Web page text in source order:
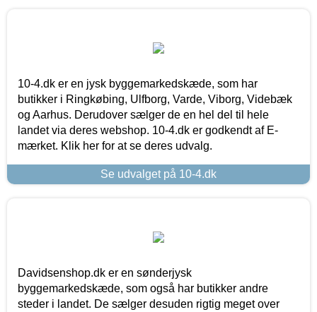
10-4.dk er en jysk byggemarkedskæde, som har
butikker i Ringkøbing, Ulfborg, Varde, Viborg, Videbæk
og Aarhus. Derudover sælger de en hel del til hele
landet via deres webshop. 10-4.dk er godkendt af E-
mærket. Klik her for at se deres udvalg.
Se udvalget på 10-4.dk
Davidsenshop.dk er en sønderjysk
byggemarkedskæde, som også har butikker andre
steder i landet. De sælger desuden rigtig meget over